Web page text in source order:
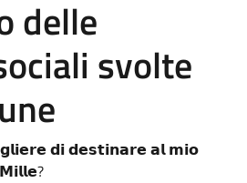
delle
svolte
𝗱𝗶 𝗱𝗲𝘀𝘁𝗶𝗻𝗮𝗿𝗲 𝗮𝗹 𝗺𝗶𝗼